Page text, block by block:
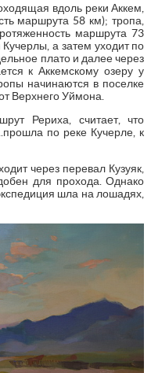
вдоль реки Аккем,
маршрута 58 км); тропа,
маршрута 73
а затем уходит по
плато и далее через
к Аккемскому озеру у
начинаются в поселке
Верхнего Уймона.
Рериха, считает, что
по реке Кучерле, к
через перевал Кузуяк,
для прохода. Однако
шла на лошадях,